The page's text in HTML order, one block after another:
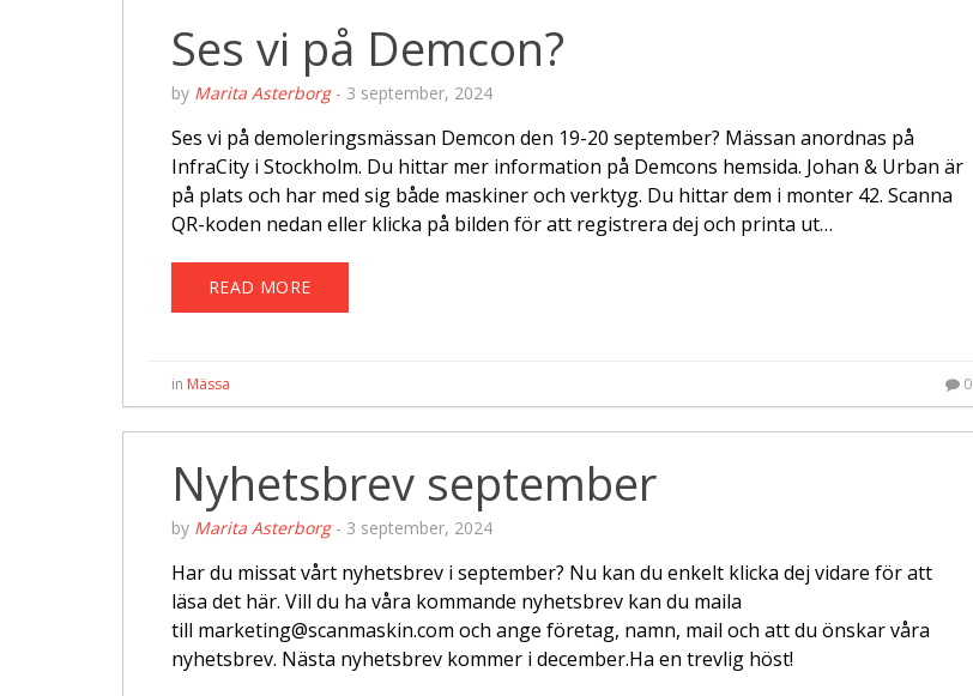
Ses vi på Demcon?
by Marita Asterborg- 3 september, 2024
Ses vi på demoleringsmässan Demcon den 19-20 september? Mässan anordnas på
InfraCity i Stockholm. Du hittar mer information på Demcons hemsida. Johan & Urban är
på plats och har med sig både maskiner och verktyg. Du hittar dem i monter 42. Scanna
QR-koden nedan eller klicka på bilden för att registrera dej och printa ut…
READ MORE
in Mässa 0
Nyhetsbrev september
by Marita Asterborg- 3 september, 2024
Har du missat vårt nyhetsbrev i september? Nu kan du enkelt klicka dej vidare för att
läsa det här. Vill du ha våra kommande nyhetsbrev kan du maila
till marketing@scanmaskin.com och ange företag, namn, mail och att du önskar våra
nyhetsbrev. Nästa nyhetsbrev kommer i december.Ha en trevlig höst!